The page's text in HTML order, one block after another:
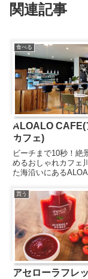
関連記事
食べる
ALOALO CAFE(
カフェ)
ビーチまで10秒！絶
めるおしゃれカフェ
た海沿いにある
に併設されているカ
宿泊者以外の利用も
OK。お食事メニュー
レー(石垣産牛...
買う
アセローラフレ